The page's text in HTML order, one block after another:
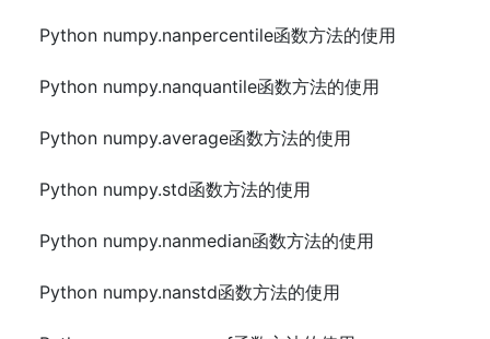
Python numpy.nanpercentile函数方法的使用
Python numpy.nanquantile函数方法的使用
Python numpy.average函数方法的使用
Python numpy.std函数方法的使用
Python numpy.nanmedian函数方法的使用
Python numpy.nanstd函数方法的使用